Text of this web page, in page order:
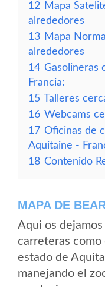
12 Mapa
alrededores
13 Mapa
alrededores
14 Gasolineras
Francia:
15 Talleres
16 Webcams
17 Oficinas de
Aquitaine -
18 Contenido
MAPA DE
Aqui os
carreteras como
estado de
manejando el